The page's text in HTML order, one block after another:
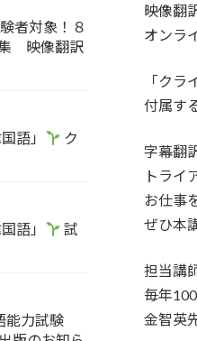
映像翻
オンラ
「ク
付属す
字幕翻
トライ
お仕事
ぜひ本
担当講
毎年
金智英
者対象！８
集 映像翻訳
語」
ク
語」
試
能力試験